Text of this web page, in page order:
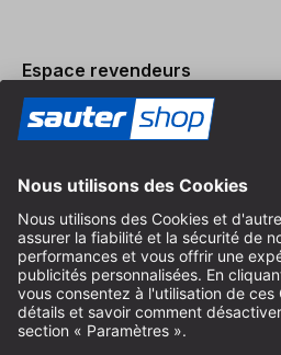
Espace revendeurs
Devenir revendeur
Mentions légales
Conditions Générales
Protection des Données
Paramètres des Cookies